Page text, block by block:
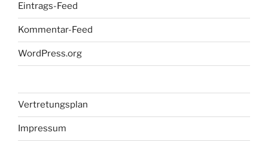
Eintrags-Feed
Kommentar-Feed
WordPress.org
Vertretungsplan
Impressum